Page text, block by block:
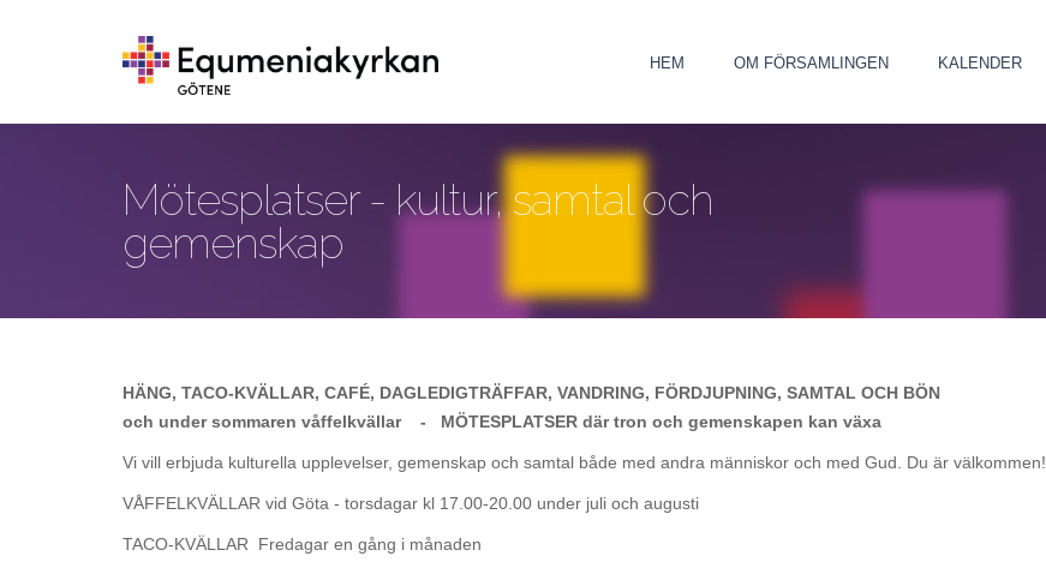
HEM OM FÖRSAMLINGEN KALENDER
Mötesplatser - kultur, samtal och
gemenskap
HÄNG, TACO-KVÄLLAR, CAFÉ, DAGLEDIGTRÄFFAR, VANDRING, FÖRDJUPNING, SAMTAL OCH BÖN
och under sommaren våffelkvällar - MÖTESPLATSER där tron och gemenskapen kan växa
Vi vill erbjuda kulturella upplevelser, gemenskap och samtal både med andra människor och med Gud. Du är välkommen!
VÅFFELKVÄLLAR vid Göta - torsdagar kl 17.00-20.00 under juli och augusti
TACO-KVÄLLAR Fredagar en gång i månaden